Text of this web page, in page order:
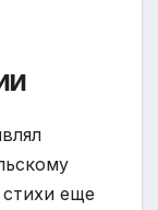
еще